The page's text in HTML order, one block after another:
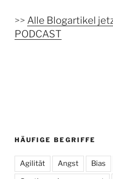
>> Alle Blogartikel
PODCAST
HÄUFIGE BEGRIFFE
Agilität Angst Bias